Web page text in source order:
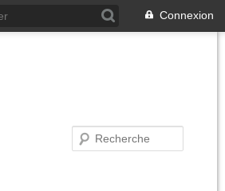
Connexion